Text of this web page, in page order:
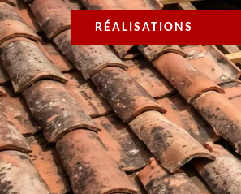
RÉALISATIONS